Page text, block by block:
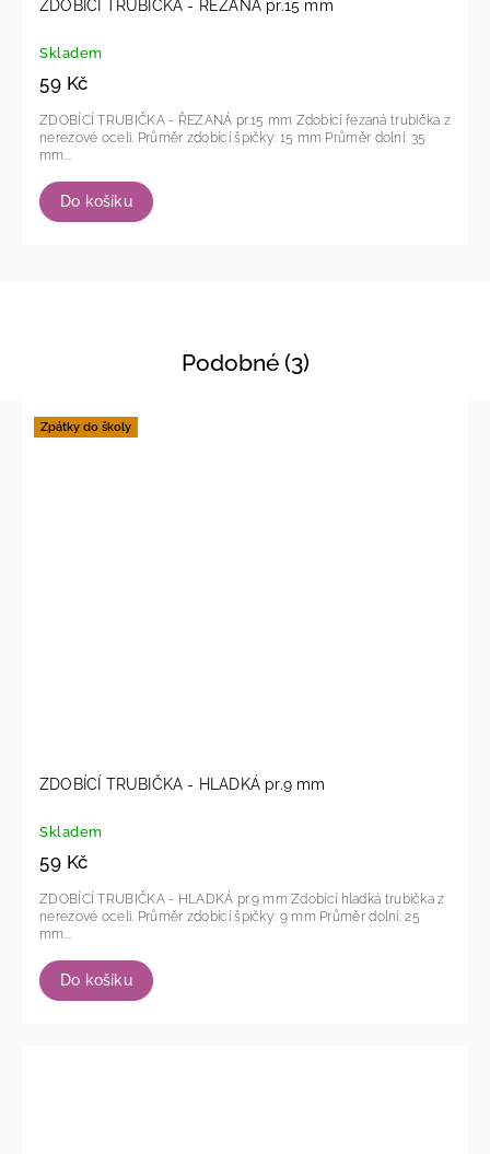
ZDOBÍCÍ TRUBIČKA - ŘEZANÁ pr.15 mm
Skladem
59 Kč
Do košíku
ZDOBÍCÍ TRUBIČKA - ŘEZANÁ pr.15 mm Zdobící řezaná trubička z
nerezové oceli. Průměr zdobící špičky: 15 mm Průměr dolní: 35
mm...
Podobné (3)
Zpátky do školy
ZDOBÍCÍ TRUBIČKA - HLADKÁ pr.9 mm
Skladem
59 Kč
Do košíku
ZDOBÍCÍ TRUBIČKA - HLADKÁ pr.9 mm Zdobící hladká trubička z
nerezové oceli. Průměr zdobící špičky: 9 mm Průměr dolní: 25
mm...